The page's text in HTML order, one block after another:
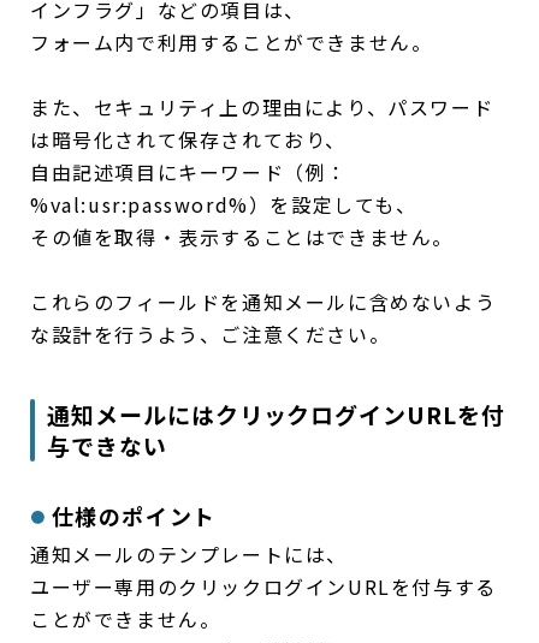
インフラグ」などの項目は、
フォーム内で利用することができません。
また、セキュリティ上の理由により、パスワード
は暗号化されて保存されており、
自由記述項目にキーワード（例：
%val:usr:password%）を設定しても、
その値を取得・表示することはできません。
これらのフィールドを通知メールに含めないよう
な設計を行うよう、ご注意ください。
通知メールにはクリックログインURLを付
与できない
仕様のポイント
通知メールのテンプレートには、
ユーザー専用のクリックログインURLを付与する
ことができません。